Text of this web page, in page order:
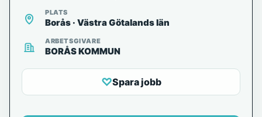
PLATS
Borås · Västra Götalands län
ARBETSGIVARE
BORÅS KOMMUN
♡Spara jobb